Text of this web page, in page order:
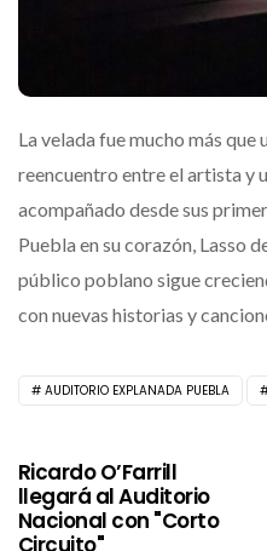
La velada fue mucho más que
reencuentro entre el artista y
acompañado desde sus
Puebla en su corazón, Lasso
público poblano sigue
con nuevas historias y
AUDITORIO EXPLANADA PUEBLA
Ricardo O’Farrill
llegará al Auditorio
Nacional con "Corto
Circuito"